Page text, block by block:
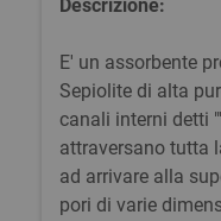
Descrizione:
E' un assorbente
Sepiolite di alta
canali interni detti
attraversano tutta
ad arrivare alla
pori di varie